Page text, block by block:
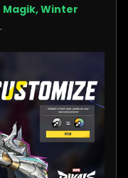
Magik, Winter
.